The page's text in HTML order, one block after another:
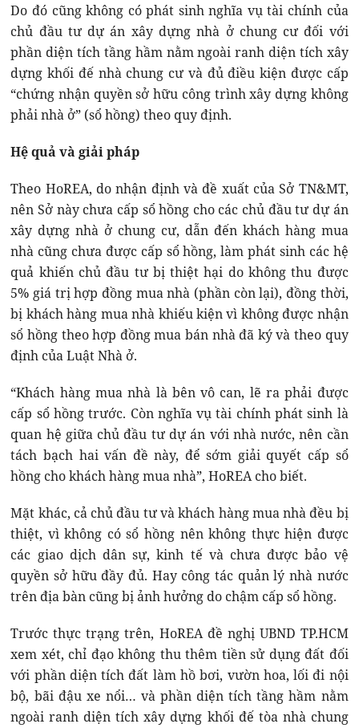
Do đó cũng không có phát sinh nghĩa vụ tài chính của
chủ đầu tư dự án xây dựng nhà ở chung cư đối với
phần diện tích tầng hầm nằm ngoài ranh diện tích xây
dựng khối đế nhà chung cư và đủ điều kiện được cấp
“chứng nhận quyền sở hữu công trình xây dựng không
phải nhà ở” (sổ hồng) theo quy định.
Hệ quả và giải pháp
Theo HoREA, do nhận định và đề xuất của Sở TN&MT,
nên Sở này chưa cấp sổ hồng cho các chủ đầu tư dự án
xây dựng nhà ở chung cư, dẫn đến khách hàng mua
nhà cũng chưa được cấp sổ hồng, làm phát sinh các hệ
quả khiến chủ đầu tư bị thiệt hại do không thu được
5% giá trị hợp đồng mua nhà (phần còn lại), đồng thời,
bị khách hàng mua nhà khiếu kiện vì không được nhận
sổ hồng theo hợp đồng mua bán nhà đã ký và theo quy
định của Luật Nhà ở.
“Khách hàng mua nhà là bên vô can, lẽ ra phải được
cấp sổ hồng trước. Còn nghĩa vụ tài chính phát sinh là
quan hệ giữa chủ đầu tư dự án với nhà nước, nên cần
tách bạch hai vấn đề này, để sớm giải quyết cấp sổ
hồng cho khách hàng mua nhà”, HoREA cho biết.
Mặt khác, cả chủ đầu tư và khách hàng mua nhà đều bị
thiệt, vì không có sổ hồng nên không thực hiện được
các giao dịch dân sự, kinh tế và chưa được bảo vệ
quyền sở hữu đầy đủ. Hay công tác quản lý nhà nước
trên địa bàn cũng bị ảnh hưởng do chậm cấp sổ hồng.
Trước thực trạng trên, HoREA đề nghị UBND TP.HCM
xem xét, chỉ đạo không thu thêm tiền sử dụng đất đối
với phần diện tích đất làm hồ bơi, vườn hoa, lối đi nội
bộ, bãi đậu xe nổi… và phần diện tích tầng hầm nằm
ngoài ranh diện tích xây dựng khối đế tòa nhà chung